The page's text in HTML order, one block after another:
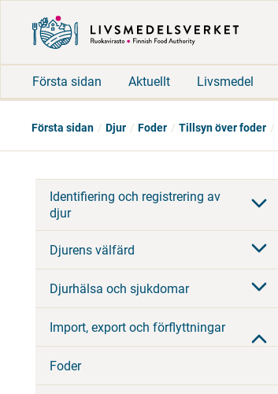
Första sidan Aktuellt Livsmedel
Första sidan Djur Foder Tillsyn över foder
Identifiering och registrering av
djur
Djurens välfärd
Djurhälsa och sjukdomar
Import, export och förflyttningar
Foder